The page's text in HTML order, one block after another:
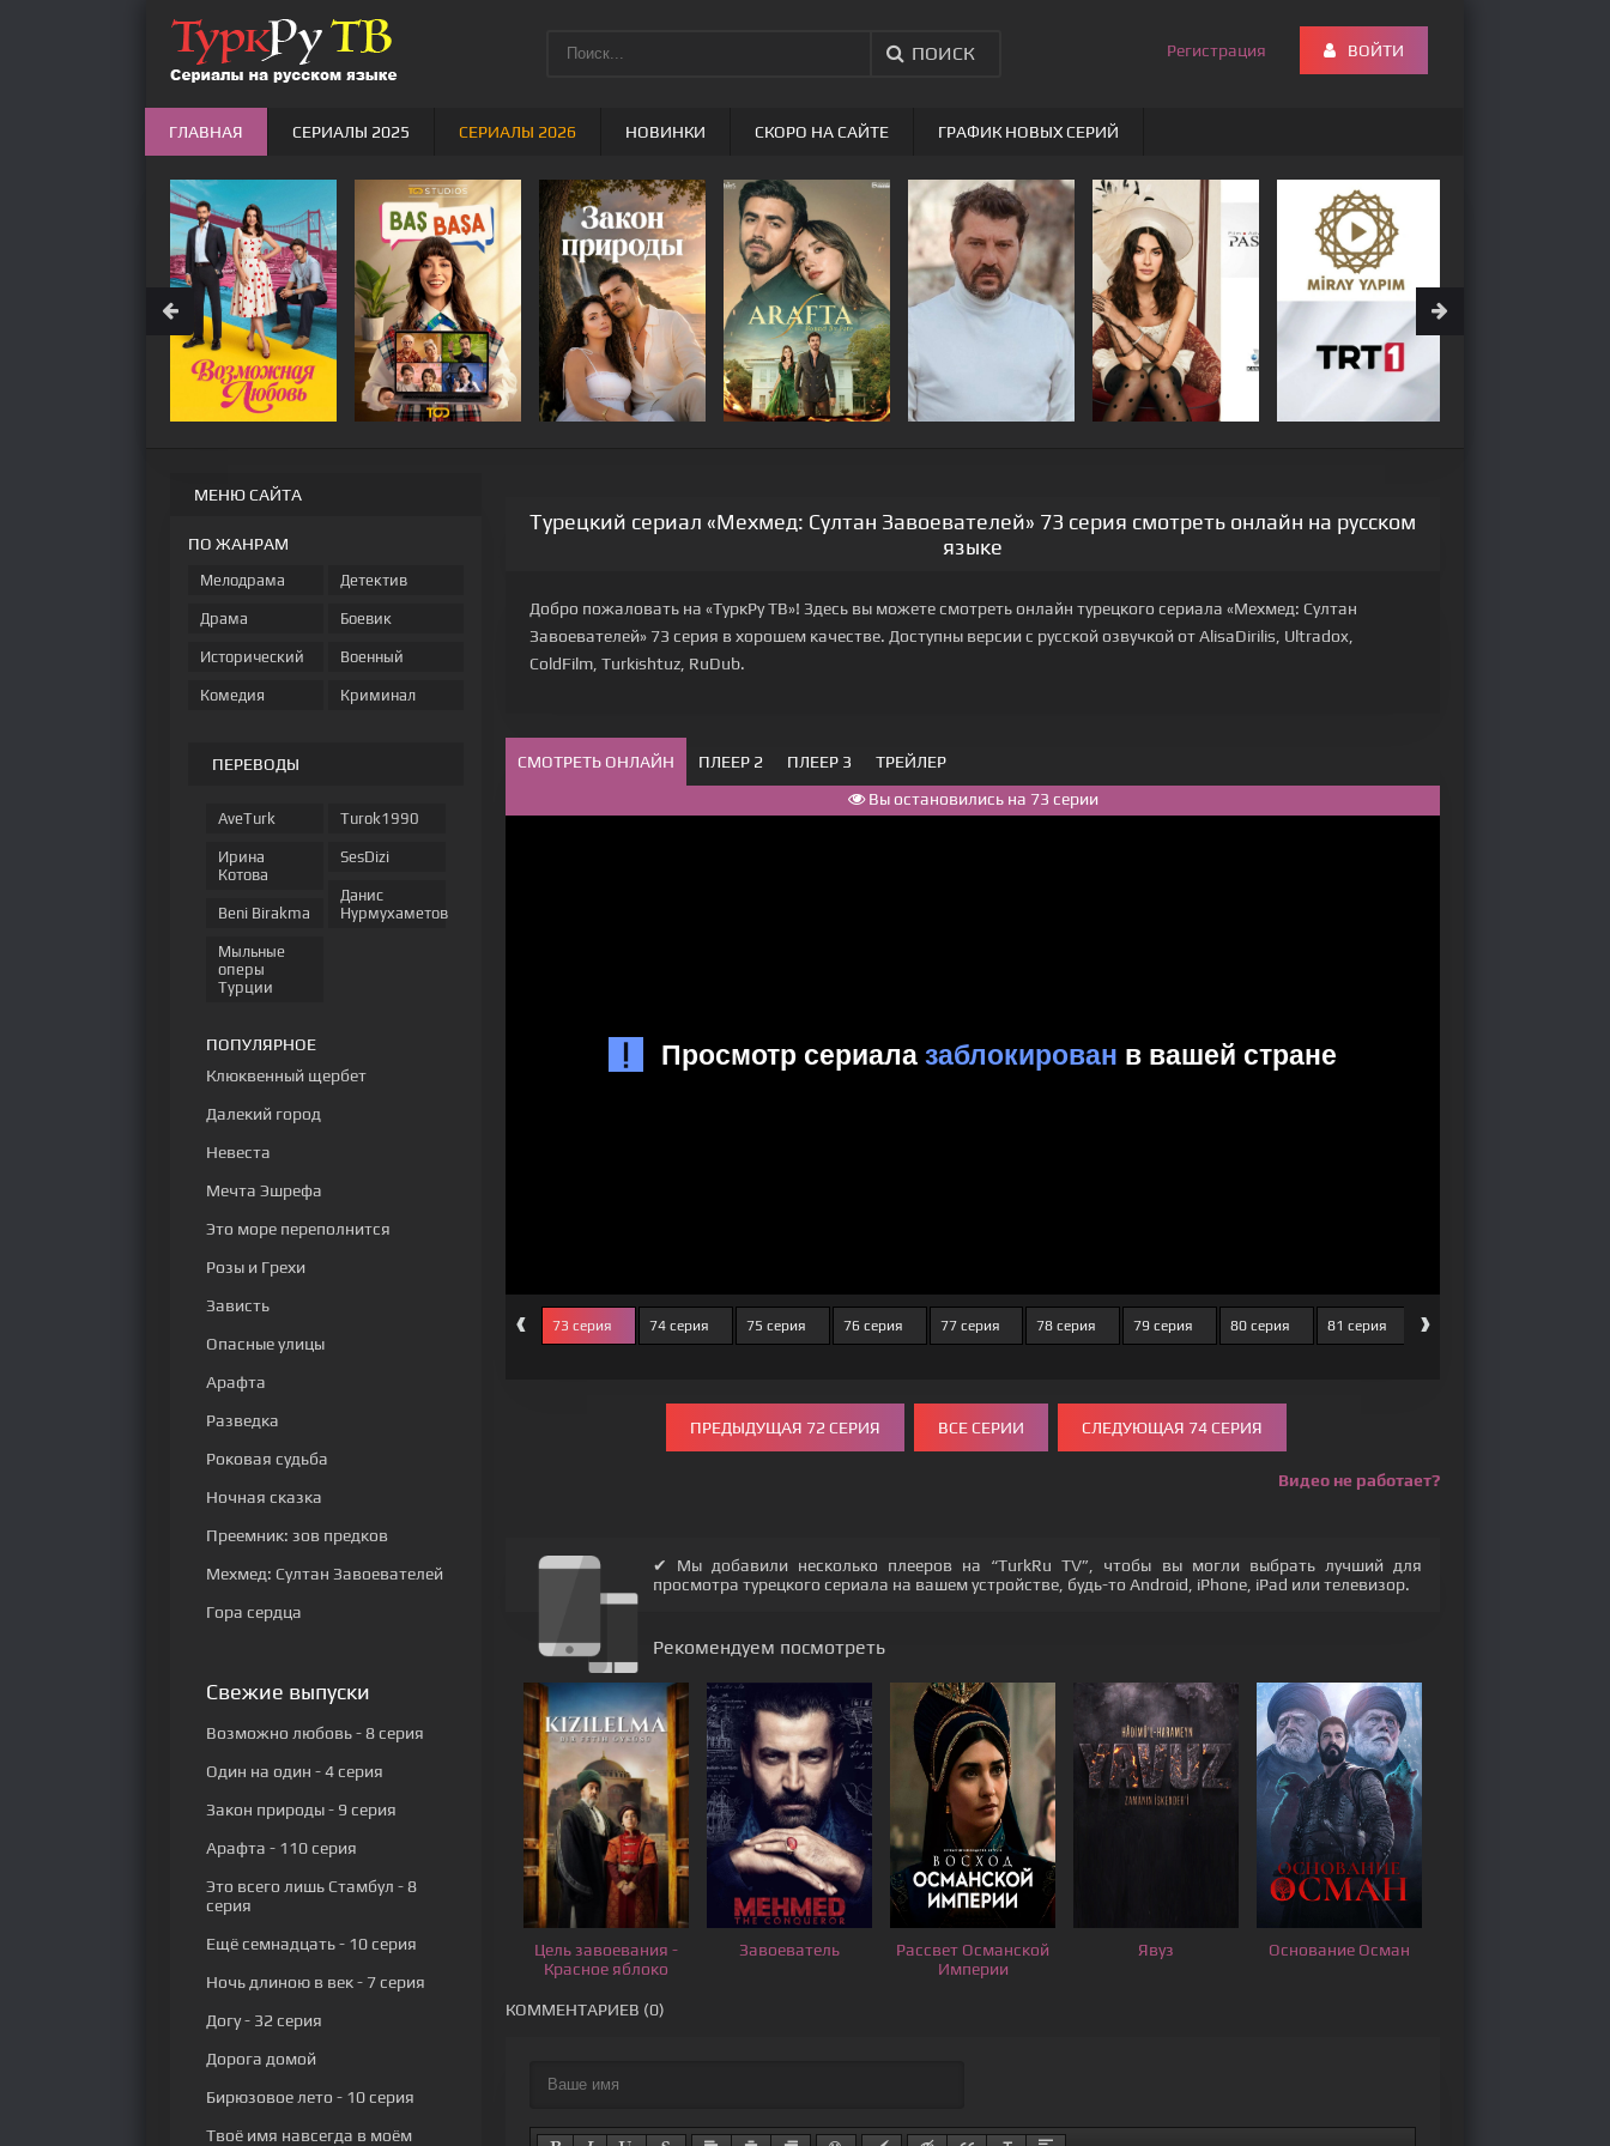
Турецкий сериал «Мехмед: Султан Завоевателей» 73 серия смотреть онлайн на русском
языке
Добро пожаловать на «ТуркРу ТВ»! Здесь вы можете смотреть онлайн турецкого сериала «Мехмед: Султан
Завоевателей» 73 серия в хорошем качестве. Доступны версии с русской озвучкой от AlisaDirilis, Ultradox,
ColdFilm, Turkishtuz, RuDub.
СМОТРЕТЬ ОНЛАЙН ПЛЕЕР 2 ПЛЕЕР 3
ТРЕЙЛЕР
Вы остановились на 73 серии
‹ 73 серия 74 серия 75 серия 76 серия 77 серия 78 серия 79 серия 80 серия 81 серия 82 серия
›
ПРЕДЫДУЩАЯ 72 СЕРИЯ ВСЕ СЕРИИ СЛЕДУЮЩАЯ 74 СЕРИЯ
Видео не работает?
✔ Мы добавили несколько плееров на “TurkRu TV”, чтобы вы могли выбрать лучший для
просмотра турецкого сериала на вашем устройстве, будь-то Android, iPhone, iPad или телевизор.
Рекомендуем посмотреть
Цель завоевания -
Красное яблоко
Завоеватель
Рассвет Османской
Империи
Явуз Основание Осман
КОММЕНТАРИЕВ (0)
МЕНЮ САЙТА
ПО ЖАНРАМ
Мелодрама
Драма
Исторический
Комедия
Детектив
Боевик
Военный
Криминал
ПЕРЕВОДЫ
AveTurk
Ирина
Котова
Beni Birakma
Мыльные
оперы
Турции
Turok1990
SesDizi
Данис
Нурмухаметов
ПОПУЛЯРНОЕ
Клюквенный щербет
Далекий город
Невеста
Мечта Эшрефа
Это море переполнится
Розы и Грехи
Зависть
Опасные улицы
Арафта
Разведка
Роковая судьба
Ночная сказка
Преемник: зов предков
Мехмед: Султан Завоевателей
Гора сердца
Свежие выпуски
Возможно любовь- 8 серия
Один на один - 4 серия
Закон природы- 9 серия
Арафта - 110 серия
Это всего лишь Стамбул - 8
серия
Ещё семнадцать- 10 серия
Ночь длиною в век- 7 серия
Догу- 32 серия
Дорога домой
Бирюзовое лето - 10 серия
Твоё имя навсегда в моём
ПОИСК Регистрация ВОЙТИ
ГЛАВНАЯ СЕРИАЛЫ 2025 СЕРИАЛЫ 2026 НОВИНКИ СКОРО НА САЙТЕ ГРАФИК НОВЫХ СЕРИЙ